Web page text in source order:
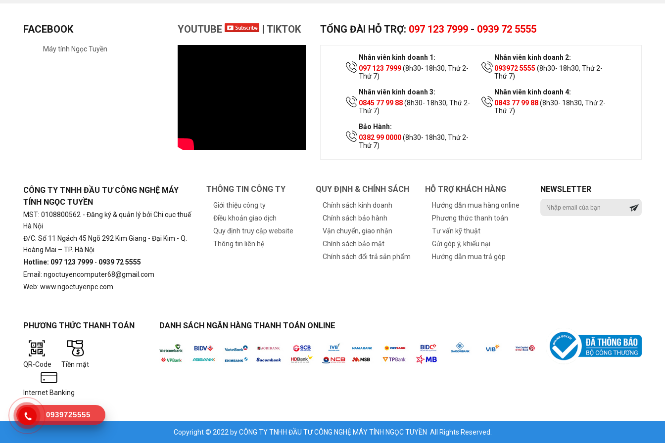
FACEBOOK
Máy tính Ngọc Tuyền
YOUTUBE | TIKTOK TỔNG ĐÀI HỖ TRỢ: 097 123 7999 - 0939 72 5555
Nhân viên kinh doanh 1:
097 123 7999(8h30- 18h30, Thứ 2-
Thứ 7)
Nhân viên kinh doanh 2:
093972 5555 (8h30- 18h30, Thứ 2-
Thứ 7)
Nhân viên kinh doanh 3:
0845 77 99 88(8h30- 18h30, Thứ 2-
Thứ 7)
Nhân viên kinh doanh 4:
0843 77 99 88(8h30- 18h30, Thứ 2-
Thứ 7)
Bảo Hành:
0382 99 0000(8h30- 18h30, Thứ 2-
Thứ 7)
CÔNG TY TNHH ĐẦU TƯ CÔNG NGHỆ MÁY
TÍNH NGỌC TUYỀN
MST: 0108800562 - Đăng ký & quản lý bởi Chi cục thuế
Hà Nội
Đ/C: Số 11 Ngách 45 Ngõ 292 Kim Giang - Đại Kim - Q.
Hoàng Mai – TP. Hà Nội
Hotline: 097 123 7999 - 0939 72 5555
Email: ngoctuyencomputer68@gmail.com
Web: www.ngoctuyenpc.com
THÔNG TIN CÔNG TY
Giới thiệu công ty
Điều khoản giao dịch
Quy định truy cập website
Thông tin liên hệ
QUY ĐỊNH & CHÍNH SÁCH
Chính sách kinh doanh
Chính sách bảo hành
Vận chuyển, giao nhận
Chính sách bảo mật
Chính sách đổi trả sản phẩm
HỖ TRỢ KHÁCH HÀNG
Hướng dẫn mua hàng online
Phương thức thanh toán
Tư vấn kỹ thuật
Gửi góp ý, khiếu nại
Hướng dẫn mua trả góp
NEWSLETTER
PHƯƠNG THỨC THANH TOÁN
QR-Code Tiền mặt
Internet Banking
DANH SÁCH NGÂN HÀNG THANH TOÁN ONLINE
Copyright © 2022 by CÔNG TY TNHH ĐẦU TƯ CÔNG NGHỆ MÁY TÍNH NGỌC TUYỀN All Rights Reserved.
0939725555